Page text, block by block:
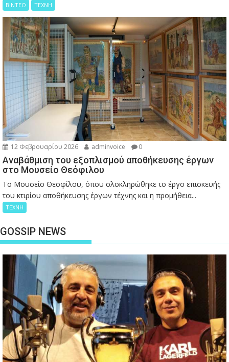
ΒΙΝΤΕΟ ΤΕΧΝΗ
12 Φεβρουαρίου 2026 adminvoice 0
Αναβάθμιση του εξοπλισμού αποθήκευσης έργων
στο Μουσείο Θεόφιλου
Το Μουσείο Θεοφίλου, όπου ολοκληρώθηκε το έργο επισκευής
του κτιρίου αποθήκευσης έργων τέχνης και η προμήθεια...
ΤΕΧΝΗ
GOSSIP NEWS